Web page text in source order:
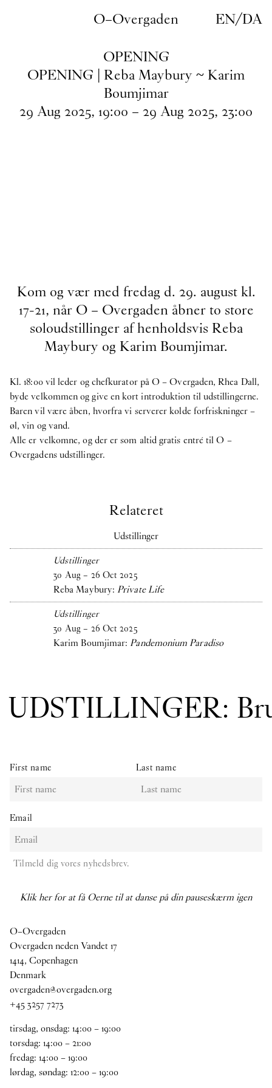
O–Overgaden EN/DA
OPENING
OPENING | Reba Maybury ~ Karim
Boumjimar
29 Aug 2025, 19:00 – 29 Aug 2025, 23:00
Kom og vær med fredag d. 29. august kl.
17-21, når O – Overgaden åbner to store
soloudstillinger af henholdsvis Reba
Maybury og Karim Boumjimar.
Kl. 18:00 vil leder og chefkurator på O – Overgaden, Rhea Dall,
byde velkommen og give en kort introduktion til udstillingerne.
Baren vil være åben, hvorfra vi serverer kolde forfriskninger –
øl, vin og vand.
Alle er velkomne, og der er som altid gratis entré til O –
Overgadens udstillinger.
Relateret
Udstillinger
Udstillinger
30 Aug – 26 Oct 2025
Reba Maybury:Private Life
Udstillinger
30 Aug – 26 Oct 2025
Karim Boumjimar:Pandemonium Paradiso
UDSTILLINGER:
First name Last name
Email
Tilmeld dig vores nyhedsbrev.
Klik her for at få Oerne til at danse på din pauseskærm igen
O–Overgaden
Overgaden neden Vandet 17
1414, Copenhagen
Denmark
overgaden@overgaden.org
+45 3257 7273
tirsdag, onsdag: 14:00–19:00
torsdag: 14:00–21:00
fredag: 14:00–19:00
lørdag, søndag: 12:00–19:00